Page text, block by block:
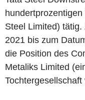
Steel Limited) tätig.
2021 bis zum
die Position des
Metaliks Limited
Tochtergesellschaft